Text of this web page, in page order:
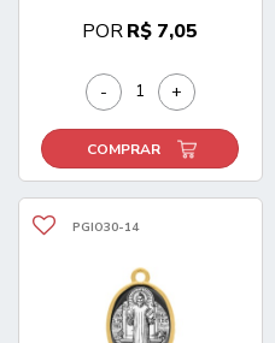
PORR$ 7,05
- +
COMPRAR
PGIO30-14